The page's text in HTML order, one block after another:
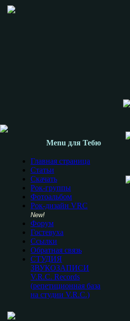
Menu для Тебю
Главная страница
Статьи
Скачать
Рок-группы
Фотоальбом
Рок-дизайн VRC
New!
Форум
Гостевуха
Ссылки
Обратная связь
СТУДИЯ
ЗВУКОЗАПИСИ
V.R.C. Records
(репетиционная база
на студии V.R.C.)